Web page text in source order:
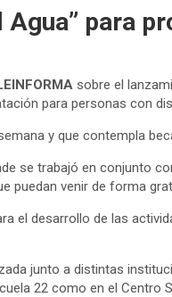
para
sobre el
para personas con
y que contempla
se trabajó en conjunto
puedan venir de forma
el desarrollo de las
junto a distintas
22 como en el Centro